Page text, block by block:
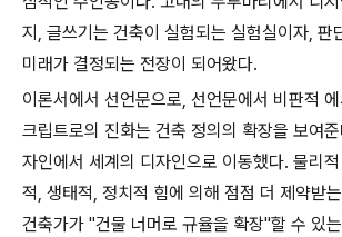
지, 글쓰기는 건축이 실험되는 실험실이자, 판
미래가 결정되는 전장이 되어왔다.
이론서에서 선언문으로, 선언문에서 비판적
크립트로의 진화는 건축 정의의 확장을 보여
자인에서 세계의 디자인으로 이동했다. 물리적
적, 생태적, 정치적 힘에 의해 점점 더 제약받
건축가가 "건물 너머로 규율을 확장"할 수 있